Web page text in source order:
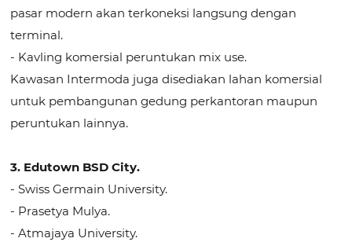
pasar modern akan terkoneksi langsung dengan
terminal.
- Kavling komersial peruntukan mix use.
Kawasan Intermoda juga disediakan lahan komersial
untuk pembangunan gedung perkantoran maupun
peruntukan lainnya.
3. Edutown BSD City.
- Swiss Germain University.
- Prasetya Mulya.
- Atmajaya University.